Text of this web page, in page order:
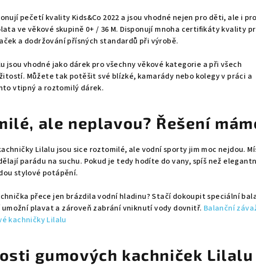
pečetí kvality Kids&Co 2022 a jsou vhodné nejen pro děti, ale i
ve věkové skupině 0+ / 36 M. Disponují mnoha certifikáty kvality
a dodržování přísných standardů při výrobě.
jsou vhodné jako dárek pro všechny věkové kategorie a při všech
Můžete tak potěšit své blízké, kamarády nebo kolegy v práci a
vtipný a roztomilý dárek.
ale neplavou? Řešení
Lilalu jsou sice roztomilé, ale vodní sporty jim moc nejdou.
parádu na suchu. Pokud je tedy hodíte do vany, spíš než
stylové potápění.
přece jen brázdila vodní hladinu? Stačí dokoupit speciální
plavat a zároveň zabrání vniknutí vody dovnitř. Balanční
kachničky Lilalu
gumových kachniček Lilalu